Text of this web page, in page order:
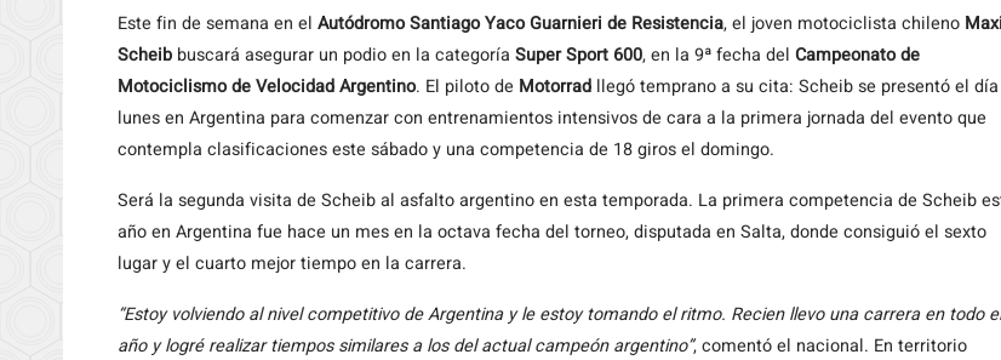
Este fin de semana en el Autódromo Santiago Yaco Guarnieri de Resistencia, el joven motociclista chileno Maxi
Scheib buscará asegurar un podio en la categoría Super Sport 600, en la 9ª fecha del Campeonato de
Motociclismo de Velocidad Argentino. El piloto de Motorrad llegó temprano a su cita: Scheib se presentó el día
lunes en Argentina para comenzar con entrenamientos intensivos de cara a la primera jornada del evento que
contempla clasificaciones este sábado y una competencia de 18 giros el domingo.
Será la segunda visita de Scheib al asfalto argentino en esta temporada. La primera competencia de Scheib
año en Argentina fue hace un mes en la octava fecha del torneo, disputada en Salta, donde consiguió el sexto
lugar y el cuarto mejor tiempo en la carrera.
“Estoy volviendo al nivel competitivo de Argentina y le estoy tomando el ritmo. Recien llevo una carrera en todo el
año y logré realizar tiempos similares a los del actual campeón argentino”, comentó el nacional. En territorio